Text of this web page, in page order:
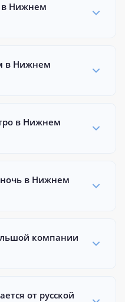
в Нижнем
в Нижнем
в Нижнем
в Нижнем
компании
от русской